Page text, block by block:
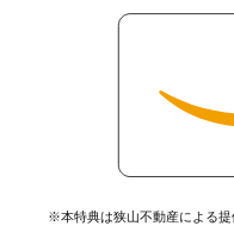
※本特典は狭山不動産による